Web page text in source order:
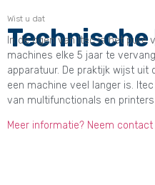
Wist u dat
In de ogen van Itec is het pure
machines elke 5 jaar te
apparatuur. De praktijk wijst
een machine veel langer is.
van multifunctionals en
Meer informatie? Neem contact